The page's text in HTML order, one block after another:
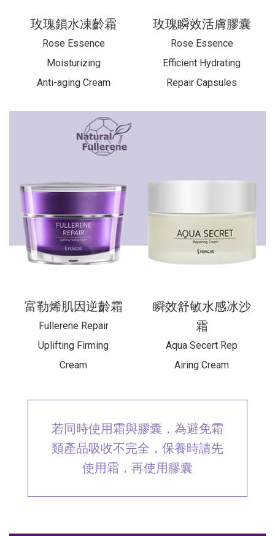
玫瑰鎖水凍齡霜
Rose Essence
Moisturizing
Anti-aging Cream
玫瑰瞬效活膚膠囊
Rose Essence
Efficient Hydrating
Repair Capsules
富勒烯肌因逆齡霜
Fullerene Repair
Uplifting Firming
Cream
瞬效舒敏水感冰沙
霜
Aqua Secert Rep
Airing Cream
若同時使用霜與膠囊，為避免霜
類產品吸收不完全，保養時請先
使用霜，再使用膠囊